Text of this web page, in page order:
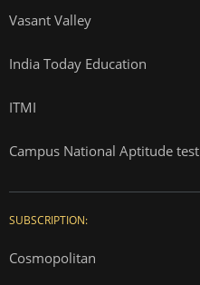
Vasant Valley
India Today Education
ITMI
Campus National Aptitude test
SUBSCRIPTION:
Cosmopolitan